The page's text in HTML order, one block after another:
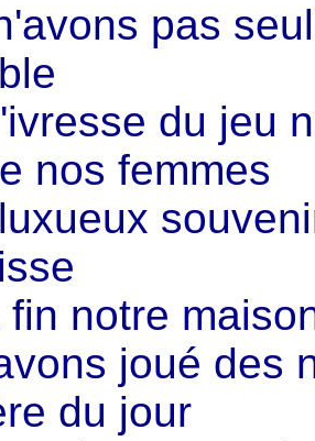
pas
du jeu
nos femmes
fin notre
joué des
du jour